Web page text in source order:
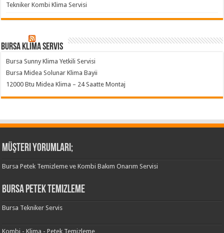
Tekniker Kombi Klima Servisi
Bursa klima servis
Bursa Sunny Klima Yetkili Servisi
Bursa Midea Solunar Klima Bayii
12000 Btu Midea Klima – 24 Saatte Montaj
Müşteri Yorumları;
Bursa Petek Temizleme ve Kombi Bakım Onarım Servisi
Bursa Petek Temizleme
Bursa Tekniker Servis
Kombi - Klima - Petek Temizleme